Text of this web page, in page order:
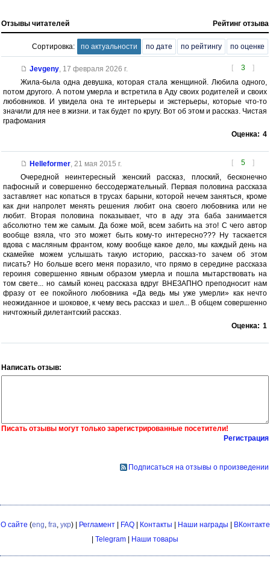
Отзывы читателей Рейтинг отзыва
Сортировка: по актуальности по дате по рейтингу по оценке
[ 3 ]
Jevgeny, 17 февраля 2026 г.
Жила-была одна девушка, которая стала женщиной. Любила одного,
потом другого. А потом умерла и встретила в Аду своих родителей и своих
любовников. И увидела она те интерьеры и экстерьеры, которые что-то
значили для нее в жизни. и так будет по кругу. Вот об этом и рассказ. Чистая
графомания
Оценка: 4
[ 5 ]
Helleformer, 21 мая 2015 г.
Очередной неинтересный женский рассказ, плоский, бесконечно
пафосный и совершенно бессодержательный. Первая половина рассказа
заставляет нас копаться в трусах барыни, которой нечем заняться, кроме
как дни напролет менять решения любит она своего любовника или не
любит. Вторая половина показывает, что в аду эта баба занимается
абсолютно тем же самым. Да боже мой, всем забить на это! С чего автор
вообще взяла, что это может быть кому-то интересно??? Ну таскается
вдова с масляным франтом, кому вообще какое дело, мы каждый день на
скамейке можем услышать такую историю, рассказ-то зачем об этом
писать? Но больше всего меня поразило, что прямо в середине рассказа
героиня совершенно явным образом умерла и пошла мытарствовать на
том свете... но самый конец рассказа вдруг ВНЕЗАПНО преподносит нам
фразу от ее покойного любовника «Да ведь мы уже умерли» как нечто
неожиданное и шоковое, к чему весь рассказ и шел... В общем совершенно
ничтожный дилетантский рассказ.
Оценка: 1
Написать отзыв:
Писать отзывы могут только зарегистрированные посетители!
Регистрация
Подписаться на отзывы о произведении
О сайте (eng fra укр) | Регламент| FAQ| Контакты | Наши награды | ВКонтакте
| Telegram | Наши товары